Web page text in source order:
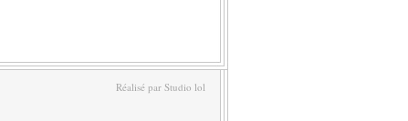
Réalisé par Studio lol